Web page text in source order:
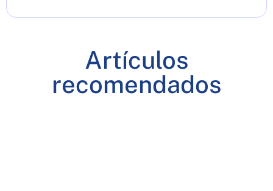
Artículos
recomendados